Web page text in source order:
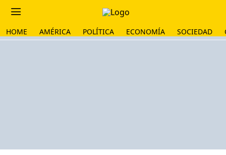
HOME AMÉRICA POLÍTICA ECONOMÍA SOCIEDAD